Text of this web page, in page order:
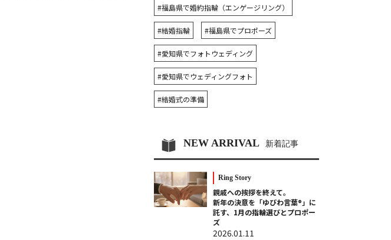
#福島県で婚約指輪（エンゲージリング）
#結婚指輪 #福島県でプロポーズ
#愛知県でフォトウェディング
#愛知県でウェディングフォト
#結婚式の準備
NEW ARRIVAL 新着記事
Ring Story
親戚への挨拶を終えて。
新年の決意を「ゆびわ言葉®」に
託す、1月の指輪選びとプロポー
ズ
2026.01.11